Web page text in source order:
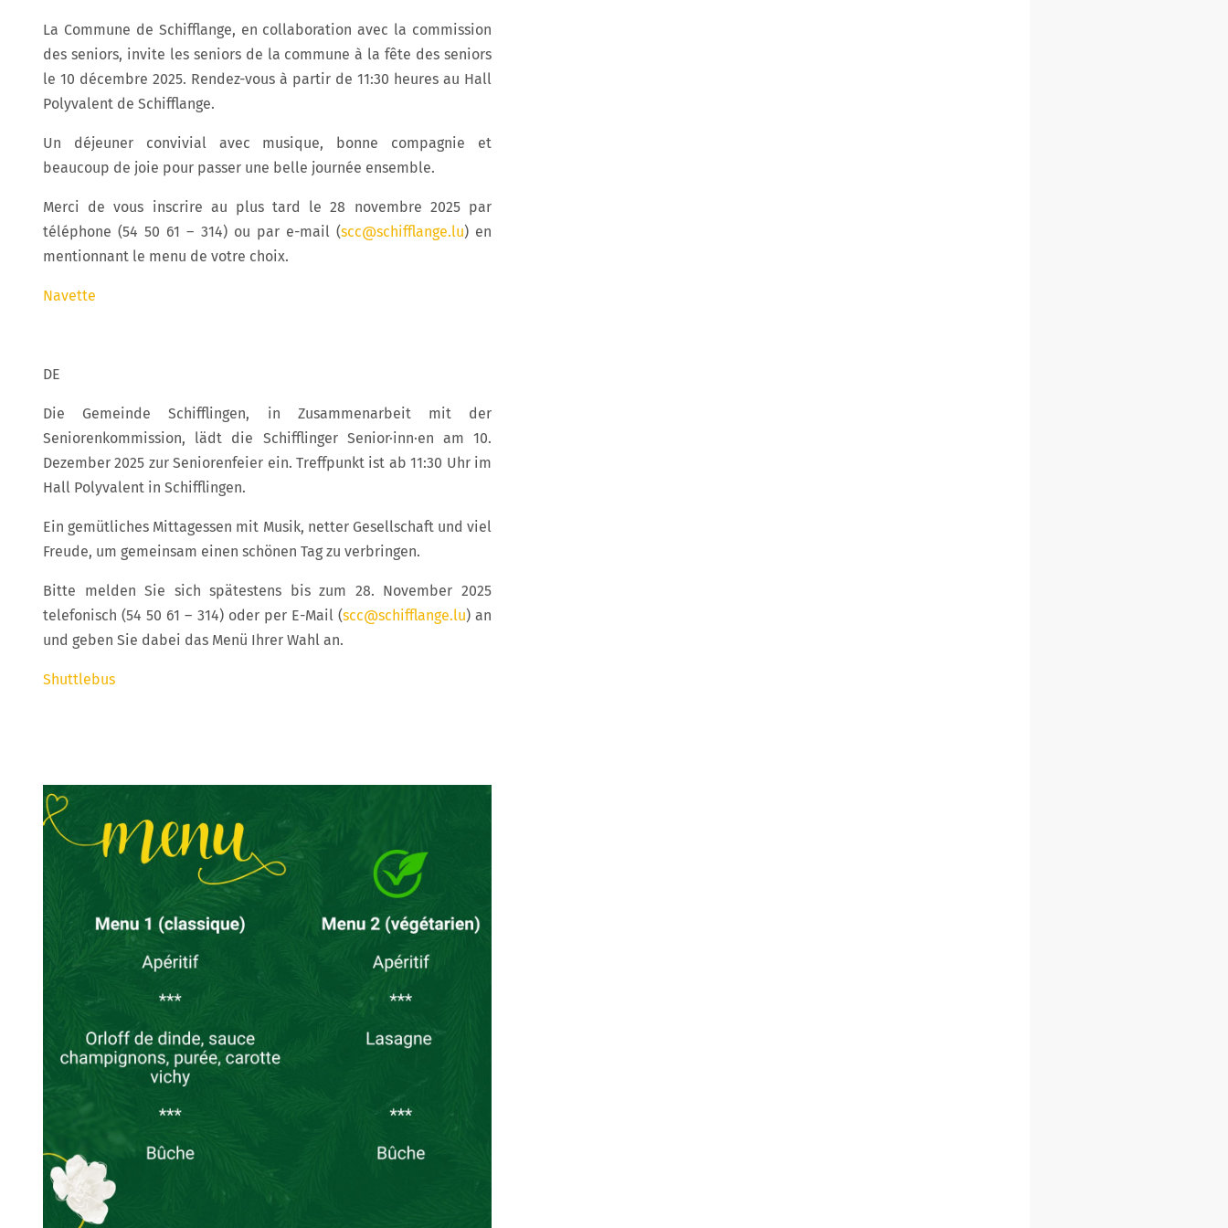
La Commune de Schifflange, en collaboration avec la commission
des seniors, invite les seniors de la commune à la fête des seniors
le 10 décembre 2025. Rendez-vous à partir de 11:30 heures au Hall
Polyvalent de Schifflange.
Un déjeuner convivial avec musique, bonne compagnie et
beaucoup de joie pour passer une belle journée ensemble.
Merci de vous inscrire au plus tard le 28 novembre 2025 par
téléphone (54 50 61 – 314) ou par e-mail (scc@schifflange.lu) en
mentionnant le menu de votre choix.
Navette
DE
Die Gemeinde Schifflingen, in Zusammenarbeit mit der
Seniorenkommission, lädt die Schifflinger Senior·inn·en am 10.
Dezember 2025 zur Seniorenfeier ein. Treffpunkt ist ab 11:30 Uhr im
Hall Polyvalent in Schifflingen.
Ein gemütliches Mittagessen mit Musik, netter Gesellschaft und viel
Freude, um gemeinsam einen schönen Tag zu verbringen.
Bitte melden Sie sich spätestens bis zum 28. November 2025
telefonisch (54 50 61 – 314) oder per E-Mail (scc@schifflange.lu) an
und geben Sie dabei das Menü Ihrer Wahl an.
Shuttlebus